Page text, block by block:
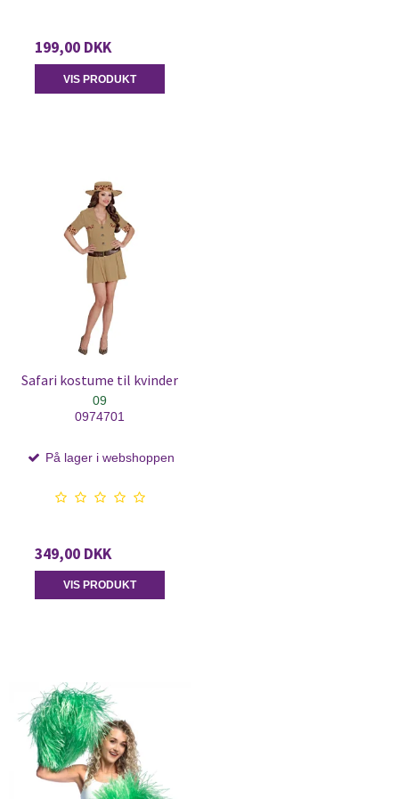
199,00 DKK
VIS PRODUKT
Safari kostume til kvinder
09
0974701
På lager i webshoppen
349,00 DKK
VIS PRODUKT